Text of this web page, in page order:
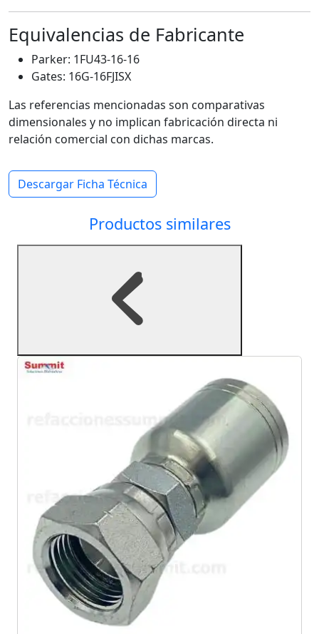
Equivalencias de Fabricante
Parker: 1FU43-16-16
Gates: 16G-16FJISX
Las referencias mencionadas son comparativas
dimensionales y no implican fabricación directa ni
relación comercial con dichas marcas.
Descargar Ficha Técnica
Productos similares